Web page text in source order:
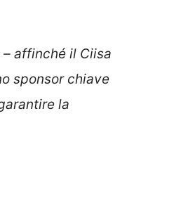
– affinché il Ciisa
sponsor chiave
la